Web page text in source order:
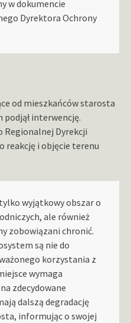
w dokumencie
Dyrektora Ochrony
od mieszkańców starosta
podjął interwencję.
Regionalnej Dyrekcji
reakcję i objęcie terenu
wyjątkowy obszar o
ale również
zobowiązani chronić.
są nie do
korzystania z
wymaga
zdecydowane
dalszą degradację
informując o swojej